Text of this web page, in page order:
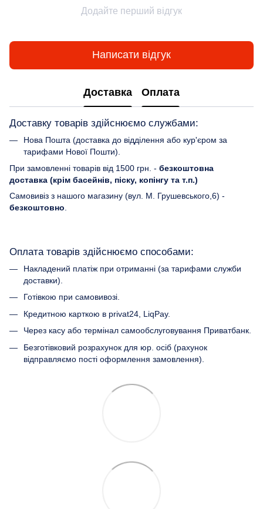
Додайте перший відгук
Написати відгук
Доставка Оплата
Доставку товарів здійснюємо службами:
Нова Пошта (доставка до відділення або кур'єром за
тарифами Нової Пошти).
При замовленні товарів від 1500 грн. - безкоштовна
доставка (крім басейнів, піску, копінгу та т.п.)
Самовивіз з нашого магазину (вул. М. Грушевського,6) -
безкоштовно
Оплата товарів здійснюємо способами:
Накладений платіж при отриманні (за тарифами служби
доставки).
Готівкою при самовивозі.
Кредитною карткою в privat24, LiqPay.
Через касу або термінал самообслуговування Приватбанк.
Безготівковий розрахунок для юр. осіб (рахунок
відправляємо пості оформлення замовлення).